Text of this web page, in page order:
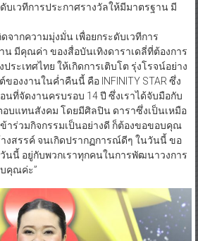
บเวทีการประกาศรางวัลให้มีมาตรฐาน มี
จากความมุ่งมั่น เพื่อยกระดับเวทีการ
น มีคุณค่า ของสื่อบันเทิงดาราเดลี่ที่ต้องการ
ระเทศไทย ให้เกิดการเติบโต รุ่งโรจน์อย่าง
องงานในค่ำคืนนี้ คือ INFINITY STAR ซึ่ง
นที่จัดงานครบรอบ 14 ปี ซึ่งเราได้จับมือกับ
บแทนสังคม โดยมีศิลปิน ดาราซึ่งเป็นเหมือ
าร่วมกิจกรรมเป็นอย่างดี ก็ต้องขอขอบคุณ
งสรรค์ จนเกิดปรากฏการณ์ดีๆ ในวันนี้ ขอ
นนี้ อยู่กับพวกเราทุกคนในการพัฒนาวงการ
คุณค่ะ”